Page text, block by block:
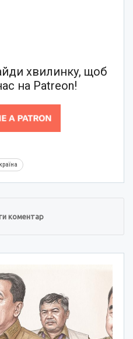
хвилинку, щоб
на Patreon!
коментар